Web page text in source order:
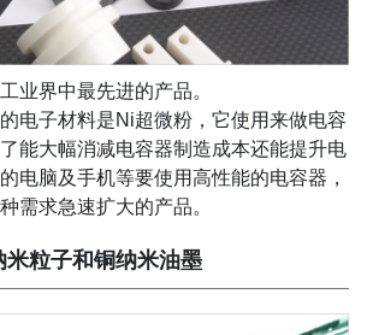
业界中最先进的产品。
电子材料是Ni超微粉，它使用来做电容
能大幅消减电容器制造成本还能提升电
电脑及手机等要使用高性能的电容器，
需求急速扩大的产品。
米粒子和铜纳米油墨